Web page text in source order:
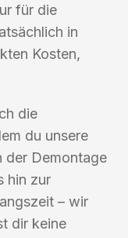
für die
in
Kosten,
die
du unsere
der Demontage
hin zur
– wir
dir keine